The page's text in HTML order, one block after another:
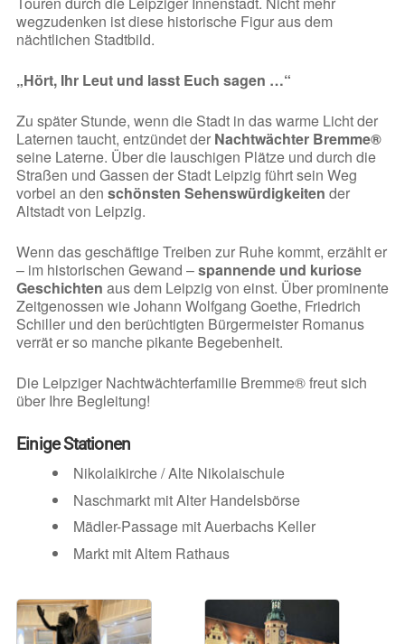
wegzudenken ist diese historische Figur aus dem
nächtlichen Stadtbild.
„Hört, Ihr Leut und lasst Euch sagen …“
Zu später Stunde, wenn die Stadt in das warme Licht der
Laternen taucht, entzündet der Nachtwächter Bremme®
seine Laterne. Über die lauschigen Plätze und durch die
Straßen und Gassen der Stadt Leipzig führt sein Weg
vorbei an den schönsten Sehenswürdigkeiten der
Altstadt von Leipzig.
Wenn das geschäftige Treiben zur Ruhe kommt, erzählt er
– im historischen Gewand –spannende und kuriose
Geschichten aus dem Leipzig von einst. Über prominente
Zeitgenossen wie Johann Wolfgang Goethe, Friedrich
Schiller und den berüchtigten Bürgermeister Romanus
verrät er so manche pikante Begebenheit.
Die Leipziger Nachtwächterfamilie Bremme® freut sich
über Ihre Begleitung!
Einige Stationen
Nikolaikirche / Alte Nikolaischule
Naschmarkt mit Alter Handelsbörse
Mädler-Passage mit Auerbachs Keller
Markt mit Altem Rathaus